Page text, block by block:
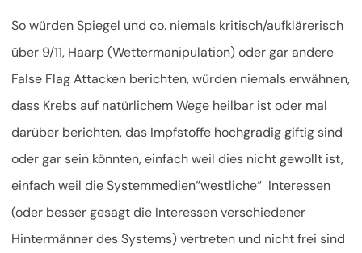
So würden Spiegel und co. niemals kritisch/aufklärerisch
über 9/11, Haarp (Wettermanipulation) oder gar andere
False Flag Attacken berichten, würden niemals erwähnen,
dass Krebs auf natürlichem Wege heilbar ist oder mal
darüber berichten, das Impfstoffe hochgradig giftig sind
oder gar sein könnten, einfach weil dies nicht gewollt ist,
einfach weil die Systemmedien“westliche“ Interessen
(oder besser gesagt die Interessen verschiedener
Hintermänner des Systems) vertreten und nicht frei sind